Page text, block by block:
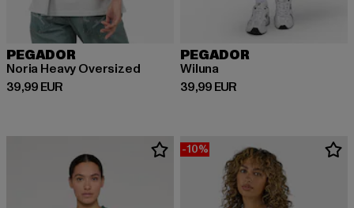
PEGADOR
Noria Heavy Oversized
39,99 EUR
Derzeitiger Preis: 39,99 EUR
PEGADOR
Wiluna
39,99 EUR
Derzeitiger Preis: 39,99 EUR
-10%